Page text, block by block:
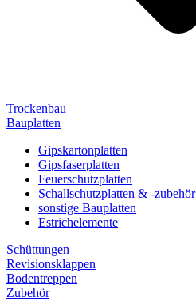
Trockenbau
Bauplatten
Gipskartonplatten
Gipsfaserplatten
Feuerschutzplatten
Schallschutzplatten & -zubehör
sonstige Bauplatten
Estrichelemente
Schüttungen
Revisionsklappen
Bodentreppen
Zubehör